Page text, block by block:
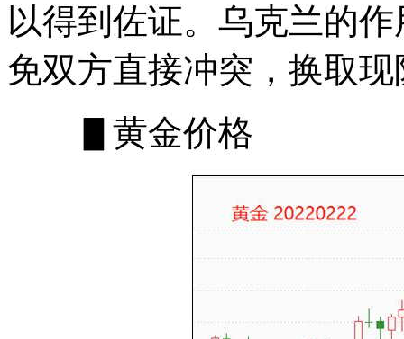
以得到佐证。乌克兰的
免双方直接冲突，换取
▋黄金价格